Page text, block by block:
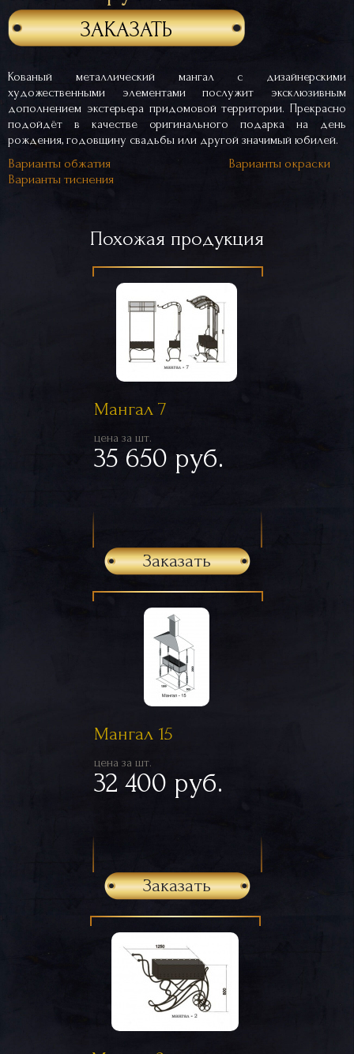
ЗАКАЗАТЬ
Кованый металлический мангал с дизайнерскими
художественными элементами послужит эксклюзивным
дополнением экстерьера придомовой территории. Прекрасно
подойдёт в качестве оригинального подарка на день
рождения, годовщину свадьбы или другой значимый юбилей.
Варианты обжатия
Варианты окраски
Варианты тиснения
Похожая продукция
Мангал 7
цена за шт.
35 650 руб.
Заказать
Мангал 15
цена за шт.
32 400 руб.
Заказать